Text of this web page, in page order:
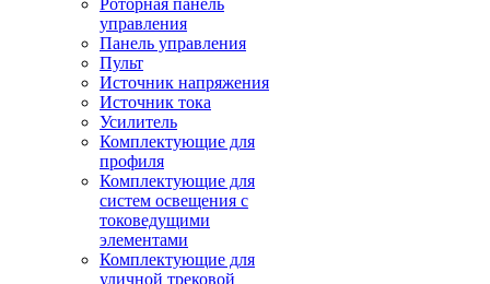
Роторная панель
управления
Панель управления
Пульт
Источник напряжения
Источник тока
Усилитель
Комплектующие для
профиля
Комплектующие для
систем освещения с
токоведущими
элементами
Комплектующие для
уличной трековой